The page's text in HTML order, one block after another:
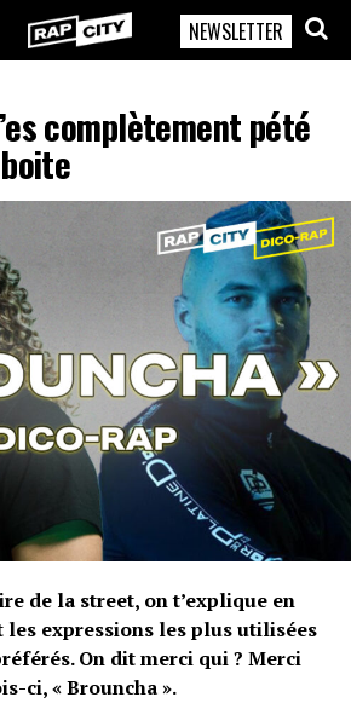
RapCity
NEWSLETTER
complètement pété
de la street, on t’explique en
les expressions les plus utilisées
On dit merci qui ? Merci
ci, « Brouncha ».